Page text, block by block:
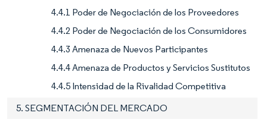
4.4.1 Poder de Negociación de los Proveedores
4.4.2 Poder de Negociación de los Consumidores
4.4.3 Amenaza de Nuevos Participantes
4.4.4 Amenaza de Productos y Servicios Sustitutos
4.4.5 Intensidad de la Rivalidad Competitiva
5. SEGMENTACIÓN DEL MERCADO